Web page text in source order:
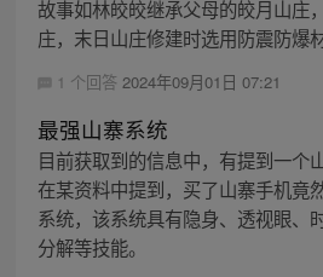
故事如林皎皎继承父母的皎月山庄
庄，末日山庄修建时选用防震防爆
1 个回答 2024年09月01日 07:21
最强山寨系统
目前获取到的信息中，有提到一个
在某资料中提到，买了山寨手机竟
系统，该系统具有隐身、透视眼、
分解等技能。